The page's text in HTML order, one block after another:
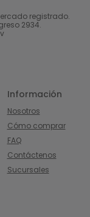
registrado.
2934.
Información
Nosotros
Cómo comprar
FAQ
Contáctenos
Sucursales